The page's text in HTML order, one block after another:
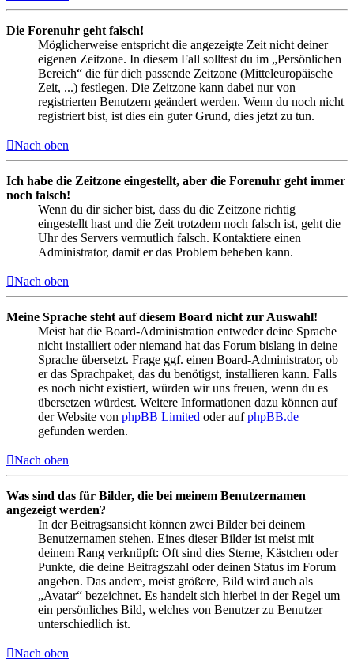
Die Forenuhr geht falsch!
Möglicherweise entspricht die angezeigte Zeit nicht deiner
eigenen Zeitzone. In diesem Fall solltest du im „Persönlichen
Bereich“ die für dich passende Zeitzone (Mitteleuropäische
Zeit, ...) festlegen. Die Zeitzone kann dabei nur von
registrierten Benutzern geändert werden. Wenn du noch nicht
registriert bist, ist dies ein guter Grund, dies jetzt zu tun.
Nach oben
Ich habe die Zeitzone eingestellt, aber die Forenuhr geht immer
noch falsch!
Wenn du dir sicher bist, dass du die Zeitzone richtig
eingestellt hast und die Zeit trotzdem noch falsch ist, geht die
Uhr des Servers vermutlich falsch. Kontaktiere einen
Administrator, damit er das Problem beheben kann.
Nach oben
Meine Sprache steht auf diesem Board nicht zur Auswahl!
Meist hat die Board-Administration entweder deine Sprache
nicht installiert oder niemand hat das Forum bislang in deine
Sprache übersetzt. Frage ggf. einen Board-Administrator, ob
er das Sprachpaket, das du benötigst, installieren kann. Falls
es noch nicht existiert, würden wir uns freuen, wenn du es
übersetzen würdest. Weitere Informationen dazu können auf
der Website von phpBB Limited oder aufphpBB.de
gefunden werden.
Nach oben
Was sind das für Bilder, die bei meinem Benutzernamen
angezeigt werden?
In der Beitragsansicht können zwei Bilder bei deinem
Benutzernamen stehen. Eines dieser Bilder ist meist mit
deinem Rang verknüpft: Oft sind dies Sterne, Kästchen oder
Punkte, die deine Beitragszahl oder deinen Status im Forum
angeben. Das andere, meist größere, Bild wird auch als
„Avatar“ bezeichnet. Es handelt sich hierbei in der Regel um
ein persönliches Bild, welches von Benutzer zu Benutzer
unterschiedlich ist.
Nach oben